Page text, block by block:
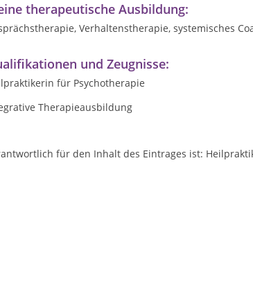
therapeutische Ausbildung:
Verhaltenstherapie, systemisches
und Zeugnisse:
für Psychotherapie
Therapieausbildung
für den Inhalt des Eintrages ist: